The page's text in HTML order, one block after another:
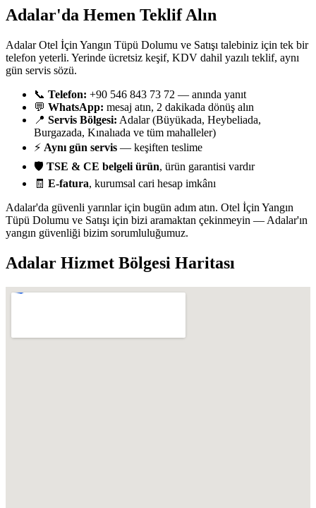
Adalar'da Hemen Teklif Alın
Adalar Otel İçin Yangın Tüpü Dolumu ve Satışı talebiniz için tek bir
telefon yeterli. Yerinde ücretsiz keşif, KDV dahil yazılı teklif, aynı
gün servis sözü.
📞 Telefon: +90 546 843 73 72 — anında yanıt
💬 WhatsApp: mesaj atın, 2 dakikada dönüş alın
📍 Servis Bölgesi: Adalar (Büyükada, Heybeliada,
Burgazada, Kınalıada ve tüm mahalleler)
⚡ Aynı gün servis — keşiften teslime
🛡️ TSE & CE belgeli ürün, ürün garantisi vardır
🧾 E-fatura, kurumsal cari hesap imkânı
Adalar'da güvenli yarınlar için bugün adım atın. Otel İçin Yangın
Tüpü Dolumu ve Satışı için bizi aramaktan çekinmeyin — Adalar'ın
yangın güvenliği bizim sorumluluğumuz.
Adalar Hizmet Bölgesi Haritası